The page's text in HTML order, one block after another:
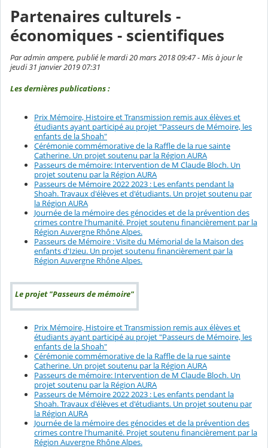
Partenaires culturels -
économiques - scientifiques
Par admin ampere, publié le mardi 20 mars 2018 09:47 - Mis à jour le
jeudi 31 janvier 2019 07:31
Les dernières publications :
Prix Mémoire, Histoire et Transmission remis aux élèves et
étudiants ayant participé au projet "Passeurs de Mémoire, les
enfants de la Shoah"
Cérémonie commémorative de la Raffle de la rue sainte
Catherine. Un projet soutenu par la Région AURA
Passeurs de mémoire: Intervention de M Claude Bloch. Un
projet soutenu par la Région AURA
Passeurs de Mémoire 2022 2023 : Les enfants pendant la
Shoah. Travaux d'élèves et d'étudiants. Un projet soutenu par
la Région AURA
Journée de la mémoire des génocides et de la prévention des
crimes contre l'humanité. Projet soutenu financièrement par la
Région Auvergne Rhône Alpes.
Passeurs de Mémoire : Visite du Mémorial de la Maison des
enfants d'Izieu. Un projet soutenu financièrement par la
Région Auvergne Rhône Alpes.
Le projet "Passeurs de mémoire"
Prix Mémoire, Histoire et Transmission remis aux élèves et
étudiants ayant participé au projet "Passeurs de Mémoire, les
enfants de la Shoah"
Cérémonie commémorative de la Raffle de la rue sainte
Catherine. Un projet soutenu par la Région AURA
Passeurs de mémoire: Intervention de M Claude Bloch. Un
projet soutenu par la Région AURA
Passeurs de Mémoire 2022 2023 : Les enfants pendant la
Shoah. Travaux d'élèves et d'étudiants. Un projet soutenu par
la Région AURA
Journée de la mémoire des génocides et de la prévention des
crimes contre l'humanité. Projet soutenu financièrement par la
Région Auvergne Rhône Alpes.